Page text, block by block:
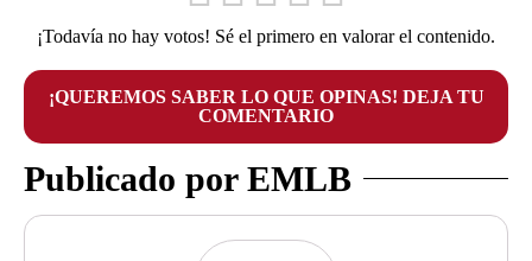
¡Todavía no hay votos! Sé el primero en valorar el contenido.
¡QUEREMOS SABER LO QUE OPINAS! DEJA TU
COMENTARIO
Publicado por EMLB